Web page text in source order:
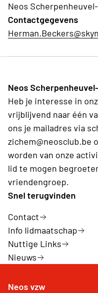
Neos
Contactgegevens
Neos
Heb je interesse in
vrijblijvend naar één
ons je mailadres via
zichem@neosclub.be
worden van onze
lid te mogen
vriendengroep.
Snel terugvinden
Contact
Info lidmaatschap
Nuttige Links
Nieuws
Neos vzw